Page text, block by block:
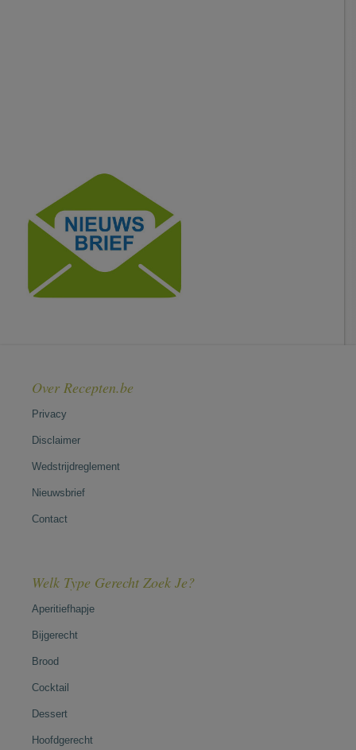
Over Recepten.be
Privacy
Disclaimer
Wedstrijdreglement
Nieuwsbrief
Contact
Welk Type Gerecht Zoek Je?
Aperitiefhapje
Bijgerecht
Brood
Cocktail
Dessert
Hoofdgerecht